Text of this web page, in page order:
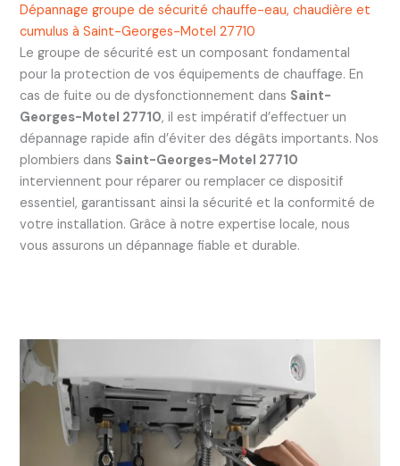
Dépannage groupe de sécurité chauffe-eau, chaudière et
cumulus à Saint-Georges-Motel 27710
Le groupe de sécurité est un composant fondamental
pour la protection de vos équipements de chauffage. En
cas de fuite ou de dysfonctionnement dans Saint-
Georges-Motel 27710, il est impératif d’effectuer un
dépannage rapide afin d’éviter des dégâts importants. Nos
plombiers dans Saint-Georges-Motel 27710
interviennent pour réparer ou remplacer ce dispositif
essentiel, garantissant ainsi la sécurité et la conformité de
votre installation. Grâce à notre expertise locale, nous
vous assurons un dépannage fiable et durable.